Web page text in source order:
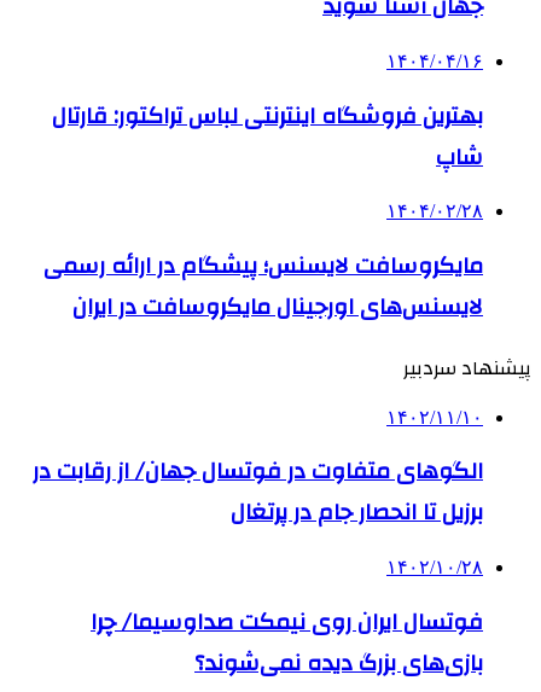
۱۴۰۴/۰۴/۱۶
بهترین فروشگاه اینترنتی لباس تراکتور: قارتال
شاپ
۱۴۰۴/۰۲/۲۸
مایکروسافت لایسنس؛ پیشگام در ارائه رسمی
لایسنس‌های اورجینال مایکروسافت در ایران
پیشنهاد سردبیر
۱۴۰۲/۱۱/۱۰
الگوهای متفاوت در فوتسال جهان/ از رقابت در
برزیل تا انحصار جام در پرتغال
۱۴۰۲/۱۰/۲۸
فوتسال ایران روی نیمکت صداوسیما/ چرا
بازی‌های بزرگ دیده نمی‌شوند؟